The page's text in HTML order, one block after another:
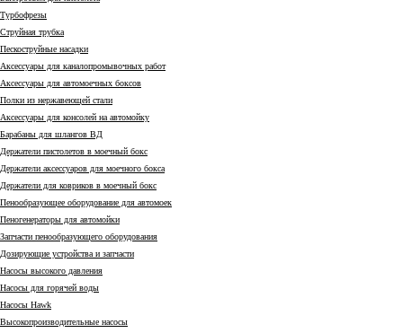
Турбофрезы
Струйная трубка
Пескоструйные насадки
Аксессуары для каналопромывочных работ
Аксессуары для автомоечных боксов
Полки из нержавеющей стали
Аксессуары для консолей на автомойку
Барабаны для шлангов ВД
Держатели пистолетов в моечный бокс
Держатели аксессуаров для моечного бокса
Держатели для ковриков в моечный бокс
Пенообразующее оборудование для автомоек
Пеногенераторы для автомойки
Запчасти пенообразующего оборудования
Дозирующие устройства и запчасти
Насосы высокого давления
Насосы для горячей воды
Насосы Hawk
Высокопроизводительные насосы